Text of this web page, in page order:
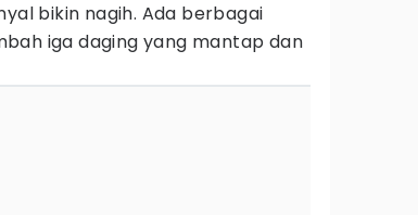
bikin nagih. Ada berbagai
iga daging yang mantap dan